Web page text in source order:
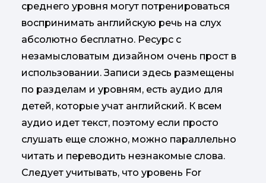
среднего уровня могут потренироваться
воспринимать английскую речь на слух
абсолютно бесплатно. Ресурс с
незамысловатым дизайном очень прост в
использовании. Записи здесь размещены
по разделам и уровням, есть аудио для
детей, которые учат английский. К всем
аудио идет текст, поэтому если просто
слушать еще сложно, можно параллельно
читать и переводить незнакомые слова.
Следует учитывать, что уровень For